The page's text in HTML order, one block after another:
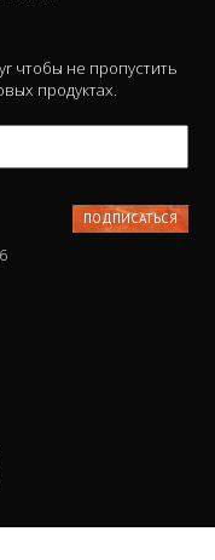
чтобы не пропустить
продуктах.